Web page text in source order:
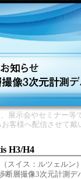
展示会やセミナー等
客様へ配信させて戴
H3/H4
スイス：ルツェルン
断層撮像3次元計測デ